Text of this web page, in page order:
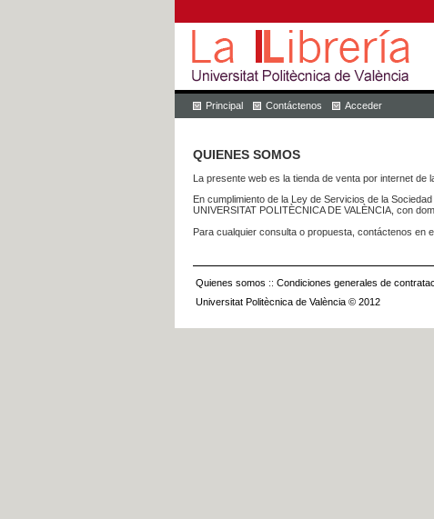
Principal Contáctenos Acceder
QUIENES SOMOS
La presente web es la tienda de venta por internet de
En cumplimiento de la Ley de Servicios de la
UNIVERSITAT POLITÈCNICA DE VALÈNCIA, con
Para cualquier consulta o propuesta, contáctenos en
Quienes somos :: Condiciones generales de
Universitat Politècnica de València © 2012